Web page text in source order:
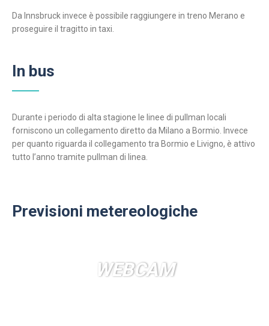
Da Innsbruck invece è possibile raggiungere in treno Merano e
proseguire il tragitto in taxi.
In bus
Durante i periodo di alta stagione le linee di pullman locali
forniscono un collegamento diretto da Milano a Bormio. Invece
per quanto riguarda il collegamento tra Bormio e Livigno, è attivo
tutto l’anno tramite pullman di linea.
Previsioni metereologiche
WEBCAM